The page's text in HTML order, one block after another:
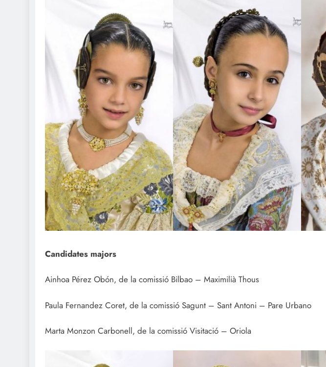
Candidates majors
Ainhoa Pérez Obón, de la comissió Bilbao – Maximilià Thous
Paula Fernandez Coret, de la comissió Sagunt – Sant Antoni – Pare Urbano
Marta Monzon Carbonell, de la comissió Visitació – Oriola